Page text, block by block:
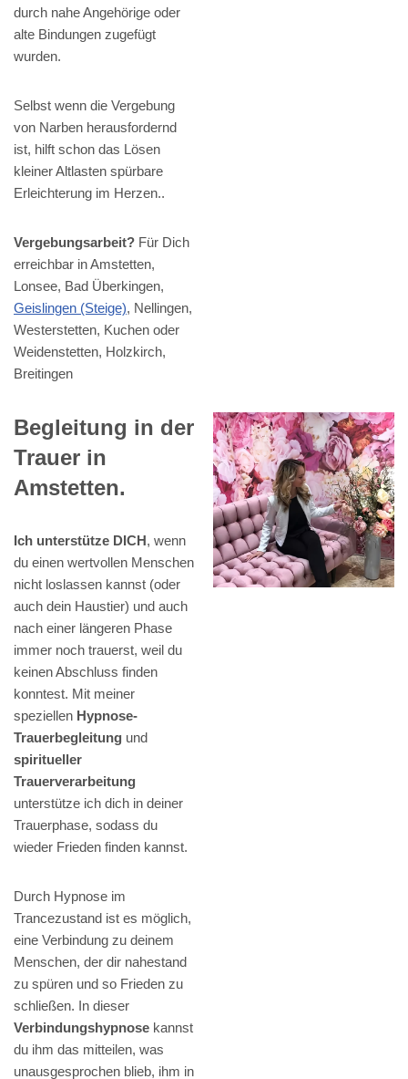
durch nahe Angehörige oder
alte Bindungen zugefügt
wurden.
Selbst wenn die Vergebung
von Narben herausfordernd
ist, hilft schon das Lösen
kleiner Altlasten spürbare
Erleichterung im Herzen..
Vergebungsarbeit? Für Dich
erreichbar in Amstetten,
Lonsee, Bad Überkingen,
Geislingen (Steige), Nellingen,
Westerstetten, Kuchen oder
Weidenstetten, Holzkirch,
Breitingen
Begleitung in der
Trauer in
Amstetten.
Ich unterstütze DICH, wenn
du einen wertvollen Menschen
nicht loslassen kannst (oder
auch dein Haustier) und auch
nach einer längeren Phase
immer noch trauerst, weil du
keinen Abschluss finden
konntest. Mit meiner
speziellen Hypnose-
Trauerbegleitung und
spiritueller
Trauerverarbeitung
unterstütze ich dich in deiner
Trauerphase, sodass du
wieder Frieden finden kannst.
Durch Hypnose im
Trancezustand ist es möglich,
eine Verbindung zu deinem
Menschen, der dir nahestand
zu spüren und so Frieden zu
schließen. In dieser
Verbindungshypnose kannst
du ihm das mitteilen, was
unausgesprochen blieb, ihm in